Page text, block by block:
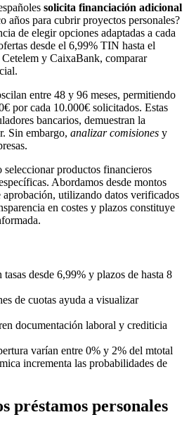
solicita financiación adicional
años para cubrir proyectos personales?
de elegir opciones adaptadas a cada
desde el 6,99% TIN hasta el
y CaixaBank, comparar
entre 48 y 96 meses, permitiendo
por cada 10.000€ solicitados. Estas
bancarios, demuestran la
Sin embargo, analizar comisiones y
productos financieros
Abordamos desde montos
aprobación, utilizando datos verificados
en costes y plazos constituye
desde 6,99% y plazos de hasta 8
de cuotas ayuda a visualizar
documentación laboral y crediticia
varían entre 0% y 2% del mtotal
incrementa las probabilidades de
préstamos personales